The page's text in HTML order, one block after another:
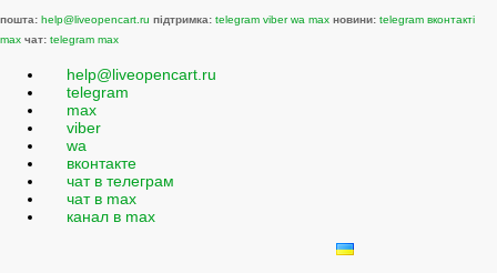
пошта: help@liveopencart.ru підтримка: telegram viber wa max новини: telegram вконтакті
max чат: telegram max
help@liveopencart.ru
telegram
max
viber
wa
вконтакте
чат в телеграм
чат в max
канал в max